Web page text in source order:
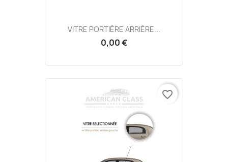
VITRE PORTIÈRE ARRIÈRE...
0,00 €
favorite_border